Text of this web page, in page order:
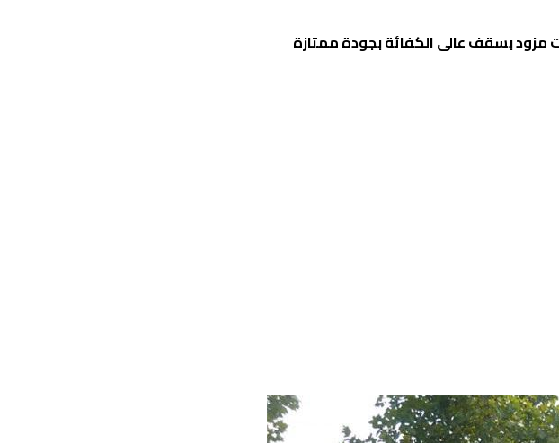
مزود بسقف عالى الكفائة بجودة ممتازة